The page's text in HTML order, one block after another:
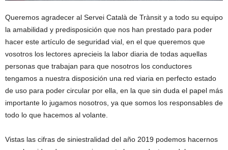
Queremos agradecer al Servei Català de Trànsit y a todo su equipo
la amabilidad y predisposición que nos han prestado para poder
hacer este artículo de seguridad vial, en el que queremos que
vosotros los lectores aprecieis la labor diaria de todas aquellas
personas que trabajan para que nosotros los conductores
tengamos a nuestra disposición una red viaria en perfecto estado
de uso para poder circular por ella, en la que sin duda el papel más
importante lo jugamos nosotros, ya que somos los responsables de
todo lo que hacemos al volante.
Vistas las cifras de siniestralidad del año 2019 podemos hacernos